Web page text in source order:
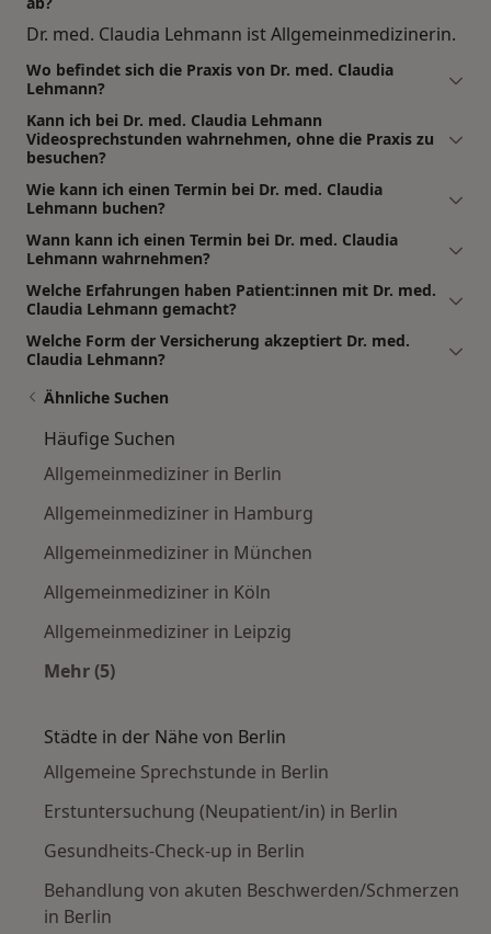
Dr. med. Claudia Lehmann ist Allgemeinmedizinerin.
Wo befindet sich die Praxis von Dr. med. Claudia
Lehmann?
Kann ich bei Dr. med. Claudia Lehmann
Videosprechstunden wahrnehmen, ohne die Praxis zu
besuchen?
Wie kann ich einen Termin bei Dr. med. Claudia
Lehmann buchen?
Wann kann ich einen Termin bei Dr. med. Claudia
Lehmann wahrnehmen?
Welche Erfahrungen haben Patient:innen mit Dr. med.
Claudia Lehmann gemacht?
Welche Form der Versicherung akzeptiert Dr. med.
Claudia Lehmann?
Ähnliche Suchen
Häufige Suchen
Allgemeinmediziner in Berlin
Allgemeinmediziner in Hamburg
Allgemeinmediziner in München
Allgemeinmediziner in Köln
Allgemeinmediziner in Leipzig
Mehr (5)
Städte in der Nähe von Berlin
Allgemeine Sprechstunde in Berlin
Erstuntersuchung (Neupatient/in) in Berlin
Gesundheits-Check-up in Berlin
Behandlung von akuten Beschwerden/Schmerzen
in Berlin